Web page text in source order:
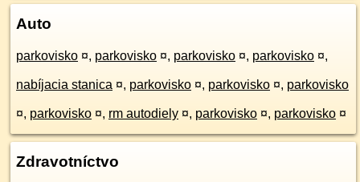
Auto
parkovisko ¤, parkovisko ¤, parkovisko ¤, parkovisko ¤,
nabíjacia stanica ¤, parkovisko ¤, parkovisko ¤, parkovisko
¤, parkovisko ¤, rm autodiely ¤, parkovisko ¤, parkovisko ¤
Zdravotníctvo